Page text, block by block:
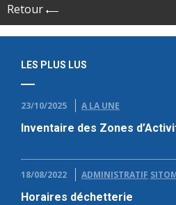
Retour
LES PLUS LUS
23/10/2025 A LA UNE
Inventaire des Zones
18/08/2022 ADMINISTRATIF
Horaires déchetterie